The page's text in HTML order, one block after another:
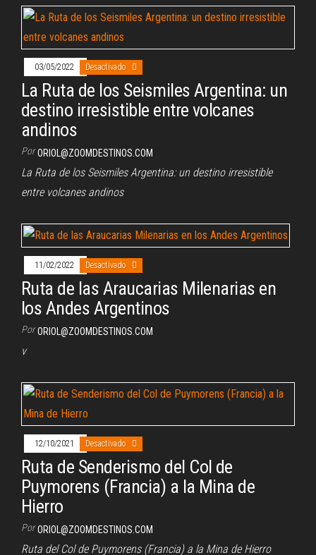
03/05/2022 Desactivado
La Ruta de los Seismiles Argentina: un
destino irresistible entre volcanes
andinos
Por ORIOL@ZOOMDESTINOS.COM
La Ruta de los Seismiles Argentina: un destino irresistible
entre volcanes andinos
11/02/2022 Desactivado
Ruta de las Araucarias Milenarias en
los Andes Argentinos
Por ORIOL@ZOOMDESTINOS.COM
v
12/10/2021 Desactivado
Ruta de Senderismo del Col de
Puymorens (Francia) a la Mina de
Hierro
Por ORIOL@ZOOMDESTINOS.COM
Ruta del Col de Puymorens (Francia) a la Mina de Hierro